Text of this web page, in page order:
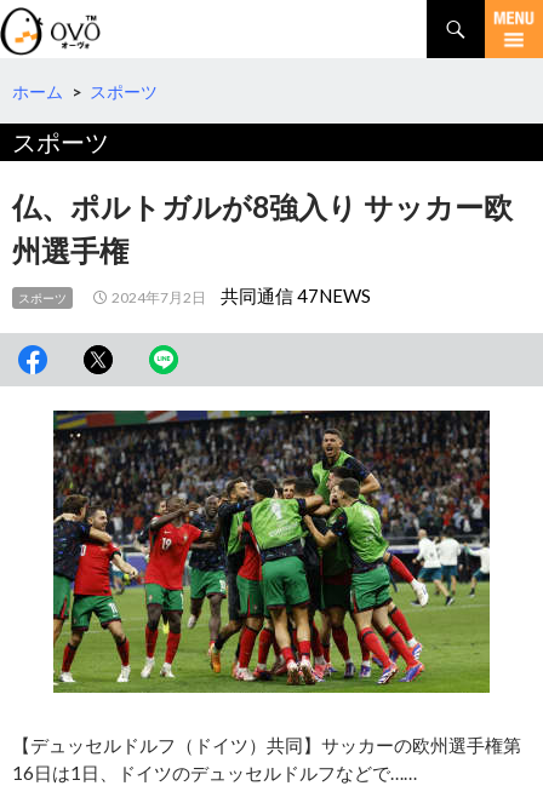
検
索
コ
テ
へ
ホーム > スポーツ
スポーツ
仏、ポルトガルが8強入り サッカー欧
州選手権
スポーツ 2024年7月2日 共同通信 47NEWS
【デュッセルドルフ（ドイツ）共同】サッカーの欧州選手権第
16日は1日、ドイツのデュッセルドルフなどで……